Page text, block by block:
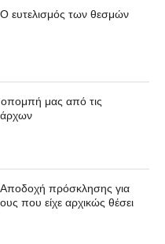
ευτελισμός των θεσμών
μας από τις
πρόσκλησης για
που είχε αρχικώς θέσει